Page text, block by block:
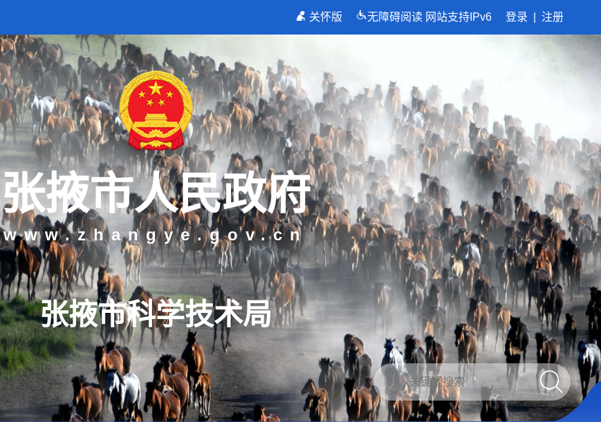
关怀版 无障碍阅读 网站支持IPv6 登录 注册
张掖市人民政府
www.zhangye.gov.cn
张掖市科学技术局